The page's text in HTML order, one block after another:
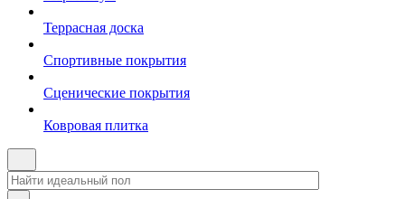
Террасная доска
Спортивные покрытия
Сценические покрытия
Ковровая плитка